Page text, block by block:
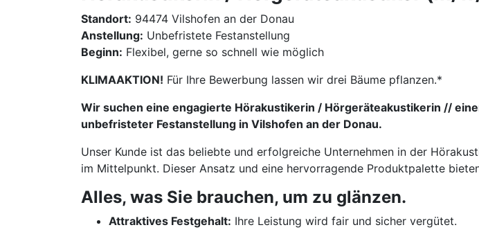
Standort: 94474 Vilshofen an der Donau
Anstellung: Unbefristete Festanstellung
Beginn: Flexibel, gerne so schnell wie möglich
KLIMAAKTION! Für Ihre Bewerbung lassen wir drei Bäume pflanzen.*
Wir suchen eine engagierte Hörakustikerin / Hörgeräteakustikerin //
unbefristeter Festanstellung in Vilshofen an der Donau.
Unser Kunde ist das beliebte und erfolgreiche Unternehmen in der
im Mittelpunkt. Dieser Ansatz und eine hervorragende Produktpalette
Alles, was Sie brauchen, um zu glänzen.
Attraktives Festgehalt: Ihre Leistung wird fair und sicher vergütet.